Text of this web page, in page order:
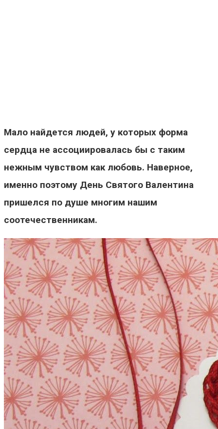
Мало найдется людей, у которых форма
сердца не ассоциировалась бы с таким
нежным чувством как любовь. Наверное,
именно поэтому День Святого Валентина
пришелся по душе многим нашим
соотечественникам.